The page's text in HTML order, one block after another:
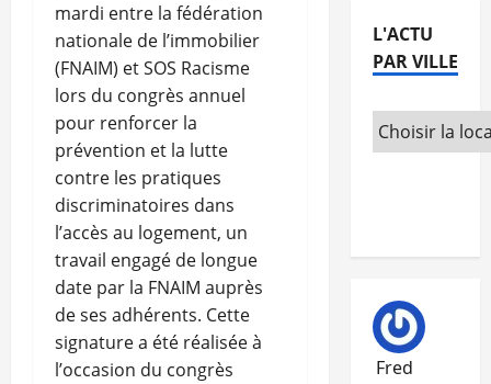
mardi entre la fédération
nationale de l’immobilier
(FNAIM) et SOS Racisme
lors du congrès annuel
pour renforcer la
prévention et la lutte
contre les pratiques
discriminatoires dans
l’accès au logement, un
travail engagé de longue
date par la FNAIM auprès
de ses adhérents. Cette
signature a été réalisée à
l’occasion du congrès
L'ACTU
PAR VILLE
Fred